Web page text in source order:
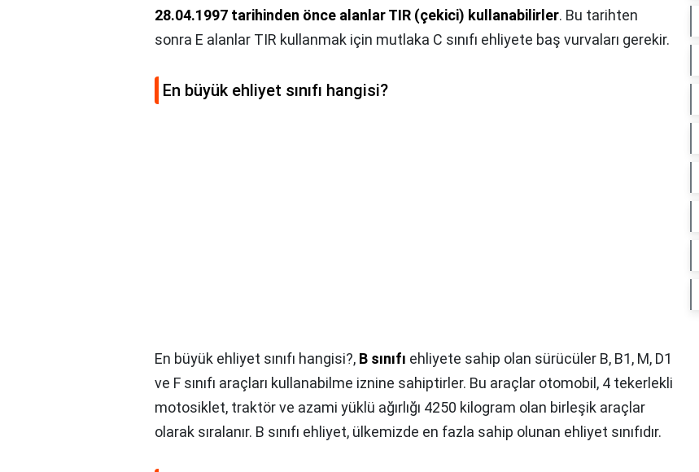
28.04.1997 tarihinden önce alanlar TIR (çekici) kullanabilirler. Bu tarihten
sonra E alanlar TIR kullanmak için mutlaka C sınıfı ehliyete baş vurvaları gerekir.
En büyük ehliyet sınıfı hangisi?
En büyük ehliyet sınıfı hangisi?, B sınıfı ehliyete sahip olan sürücüler B, B1, M, D1
ve F sınıfı araçları kullanabilme iznine sahiptirler. Bu araçlar otomobil, 4 tekerlekli
motosiklet, traktör ve azami yüklü ağırlığı 4250 kilogram olan birleşik araçlar
olarak sıralanır. B sınıfı ehliyet, ülkemizde en fazla sahip olunan ehliyet sınıfıdır.